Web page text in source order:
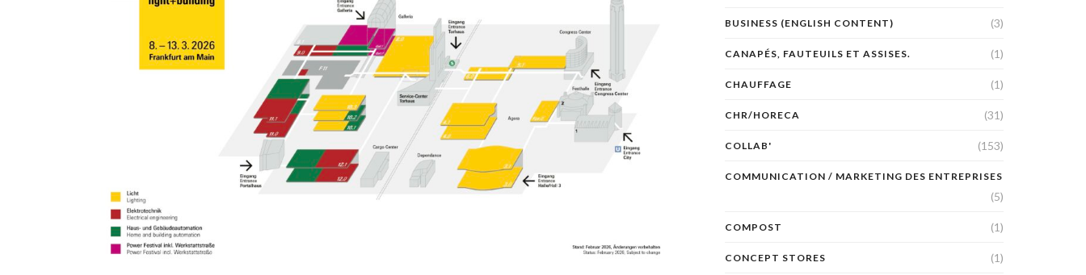
BUSINESS (ENGLISH CONTENT) (3)
CANAPÉS, FAUTEUILS ET ASSISES. (1)
CHAUFFAGE (1)
CHR/HORECA (31)
COLLAB' (153)
COMMUNICATION / MARKETING DES ENTREPRISES
(5)
COMPOST (1)
CONCEPT STORES (1)